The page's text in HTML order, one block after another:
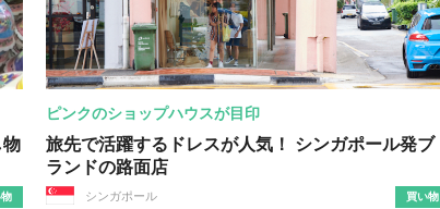
物
ピンクのショップハウスが目印
旅先で活躍するドレスが人気！ シンガポール発ブ
ランドの路面店
シンガポール 買い物